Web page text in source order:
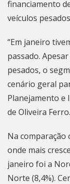
financiamento
veículos
“Em janeiro
passado.
pesados, o
cenário geral
Planejamento e
de Oliveira Ferro.
Na comparação
onde mais
janeiro foi a
Norte (8,4%).